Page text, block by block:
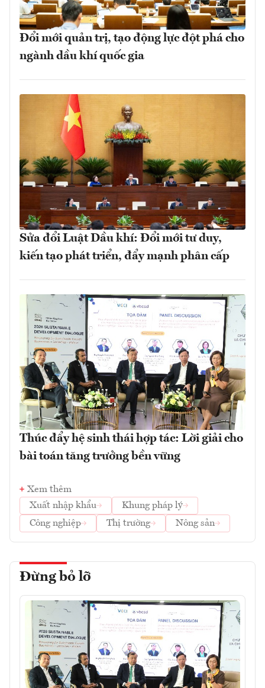
Đổi mới quản trị, tạo động lực đột phá cho
ngành dầu khí quốc gia
Sửa đổi Luật Dầu khí: Đổi mới tư duy,
kiến tạo phát triển, đẩy mạnh phân cấp
Thúc đẩy hệ sinh thái hợp tác: Lời giải cho
bài toán tăng trưởng bền vững
Xem thêm
Xuất nhập khẩu
Khung pháp lý
Công nghiệp
Thị trường Nông sản
Đừng bỏ lỡ